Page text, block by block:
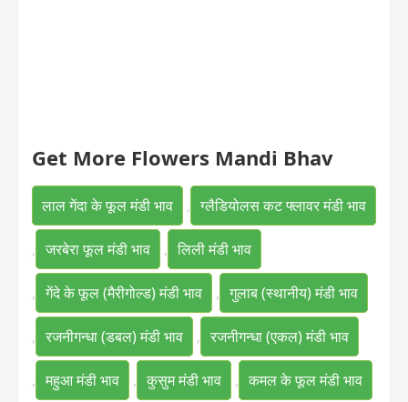
Get More Flowers Mandi Bhav
लाल गेंदा के फूल मंडी भाव , ग्लैडियोलस कट फ्लावर मंडी भाव
, जरबेरा फूल मंडी भाव , लिली मंडी भाव
, गेंदे के फूल (मैरीगोल्ड) मंडी भाव , गुलाब (स्थानीय) मंडी भाव
, रजनीगन्धा (डबल) मंडी भाव , रजनीगन्धा (एकल) मंडी भाव
, महुआ मंडी भाव , कुसुम मंडी भाव , कमल के फूल मंडी भाव